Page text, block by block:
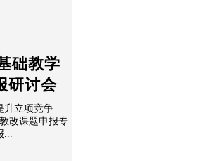
础教学
研讨会
升立项竞争
改课题申报专
...